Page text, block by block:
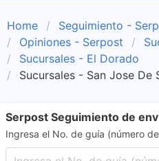
Home
Seguimiento -
Opiniones - Serpost
Sucursales - El Dorado
Sucursales - San Jose De
Serpost Seguimiento de
Ingresa el No. de guía (número